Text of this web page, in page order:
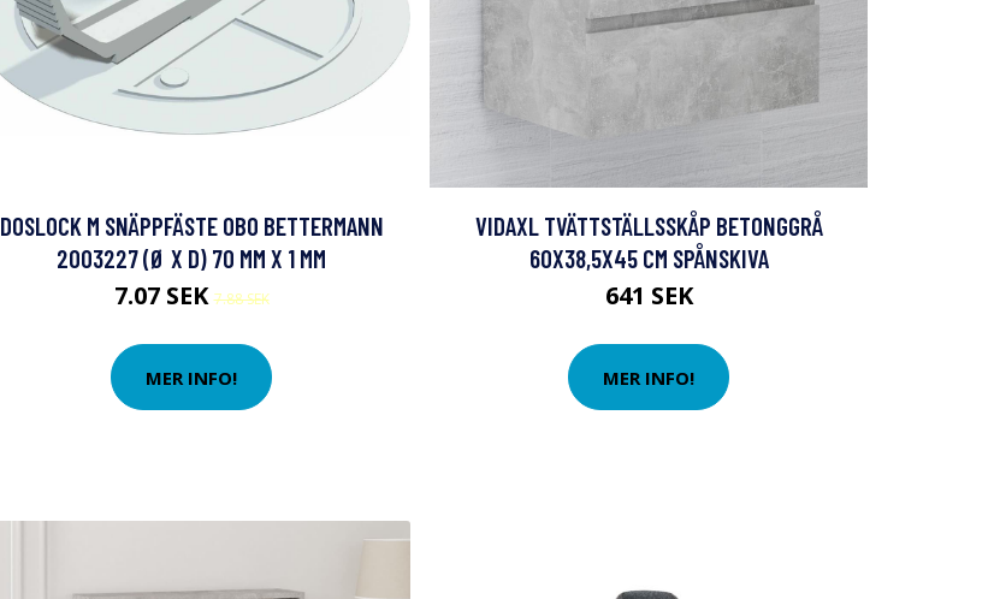
DOSLOCK M SNÄPPFÄSTE OBO BETTERMANN
2003227 (Ø X D) 70 MM X 1 MM
7.07 SEK7.88 SEK
MER INFO!
VIDAXL TVÄTTSTÄLLSSKÅP BETONGGRÅ
60X38,5X45 CM SPÅNSKIVA
641 SEK
MER INFO!